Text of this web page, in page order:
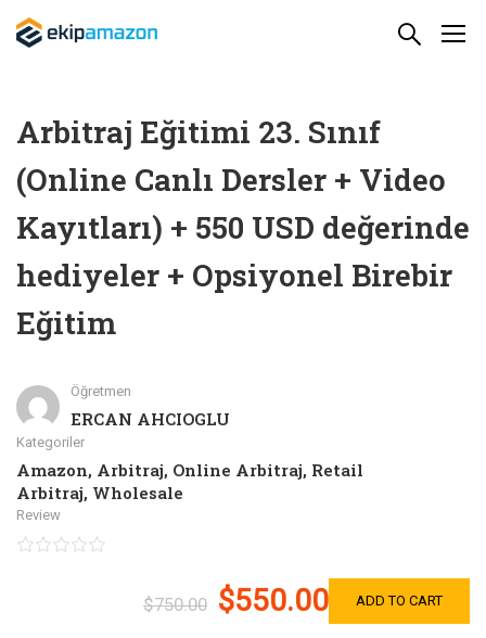
Arbitraj Eğitimi 23. Sınıf
(Online Canlı Dersler + Video
Kayıtları) + 550 USD değerinde
hediyeler + Opsiyonel Birebir
Eğitim
Öğretmen
ERCAN AHCIOGLU
Kategoriler
Amazon, Arbitraj, Online Arbitraj, Retail
Arbitraj, Wholesale
Review
$750.00 $550.00 ADD TO CART